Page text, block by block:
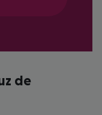
de